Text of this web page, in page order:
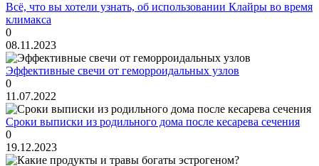
Всё, что вы хотели узнать, об использовании Клайры во время
климакса
0
08.11.2023
Эффективные свечи от геморроидальных узлов
0
11.07.2022
Сроки выписки из родильного дома после кесарева сечения
0
19.12.2023